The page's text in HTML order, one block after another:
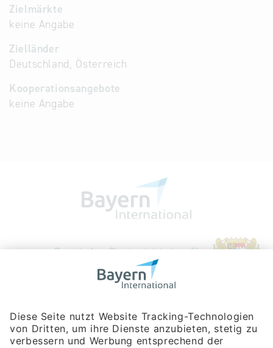
Zielmärkte
keine Angabe
Zielländer
Deutschland, Österreich
Kooperationsangebote
keine Angabe
Bayerische Gesellschaft für Internationale
Rosenheimer Str. 143C
81671 München